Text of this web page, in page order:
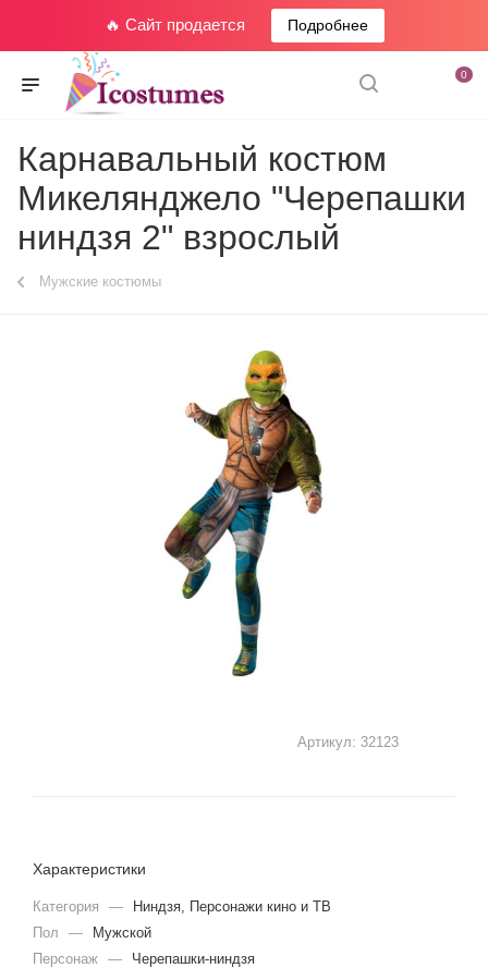
🔥 Сайт продается Подробнее
0
Карнавальный костюм
Микелянджело "Черепашки
ниндзя 2" взрослый
Мужские костюмы
Артикул: 32123
Характеристики
Категория —
Ниндзя, Персонажи кино и ТВ
Пол
—
Мужской
Персонаж —
Черепашки-ниндзя